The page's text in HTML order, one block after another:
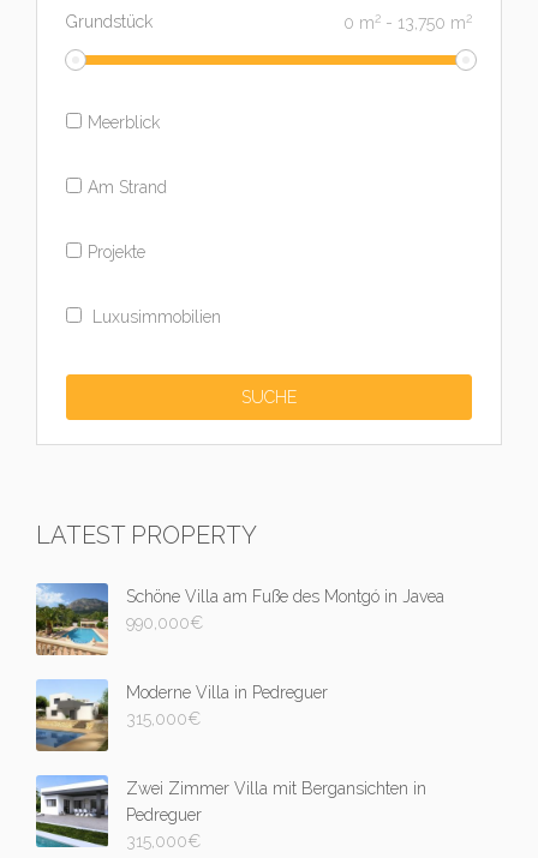
Grundstück 0 m2 - 13,750 m2
Meerblick
Am Strand
Projekte
Luxusimmobilien
LATEST PROPERTY
Schöne Villa am Fuße des Montgó in Javea
990,000€
Moderne Villa in Pedreguer
315,000€
Zwei Zimmer Villa mit Bergansichten in
Pedreguer
315,000€